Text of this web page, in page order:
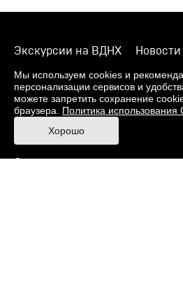
Экскурсии на ВДНХ Новости
О музее
Фонды
Издания
Пресс-центр
Правила посещения Музея
Ответы на частые вопросы
Мы используем cookies и
персонализации сервисов и
можете запретить сохранение
браузера. Политика использования
Хорошо